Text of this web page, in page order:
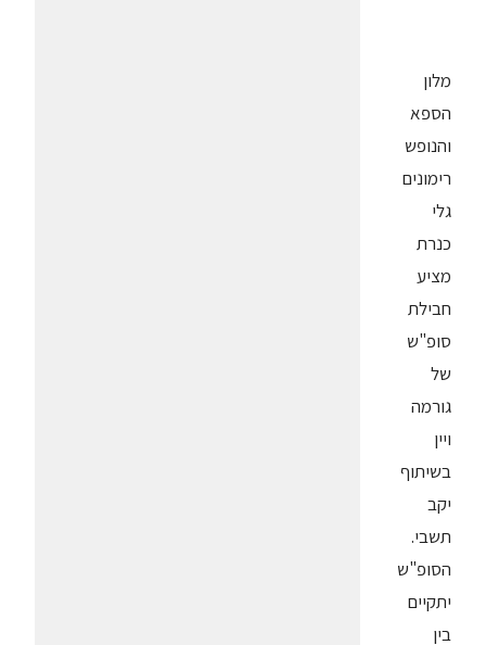
מלון
הספא
והנופש
רימונים
גלי
כנרת
מציע
חבילת
סופ"ש
של
גורמה
ויין
בשיתוף
יקב
תשבי.
הסופ"ש
יתקיים
בין